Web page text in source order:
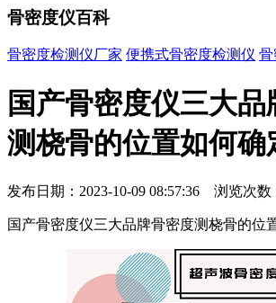
骨密度仪百科
骨密度检测仪厂家 便携式骨密度检测仪 骨
国产骨密度仪三大
测桡骨的位置如何确
发布日期：2023-10-09 08:57:36 浏览次数
国产骨密度仪三大品牌骨密度测桡骨的位